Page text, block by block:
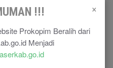
×
!!!
Prokopim Beralih dari
Menjadi